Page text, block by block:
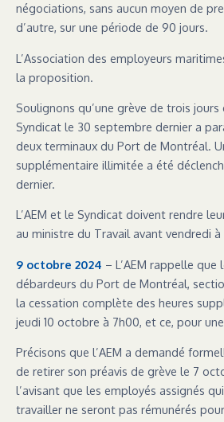
négociations, sans aucun moyen de
d’autre, sur une période de 90 jours.
L’Association des employeurs
la proposition.
Soulignons qu’une grève de trois
Syndicat le 30 septembre dernier a
deux terminaux du Port de Montréal.
supplémentaire illimitée a été
dernier.
L’AEM et le Syndicat doivent rendre
au ministre du Travail avant vendredi à
9 octobre 2024 – L’AEM rappelle que
débardeurs du Port de Montréal,
la cessation complète des heures
jeudi 10 octobre à 7h00, et ce, pour
Précisons que l’AEM a demandé
de retirer son préavis de grève le 7
l’avisant que les employés assignés
travailler ne seront pas rémunérés